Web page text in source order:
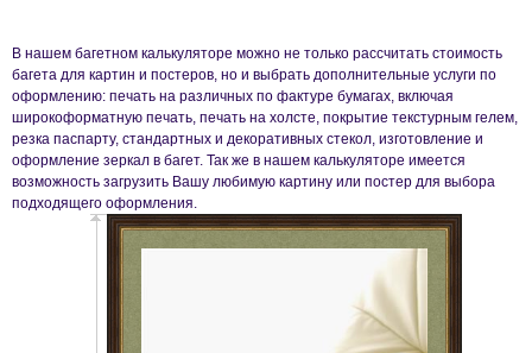
В нашем багетном калькуляторе можно не только рассчитать стоимость
багета для картин и постеров, но и выбрать дополнительные услуги по
оформлению: печать на различных по фактуре бумагах, включая
широкоформатную печать, печать на холсте, покрытие текстурным гелем,
резка паспарту, стандартных и декоративных стекол, изготовление и
оформление зеркал в багет. Так же в нашем калькуляторе имеется
возможность загрузить Вашу любимую картину или постер для выбора
подходящего оформления.